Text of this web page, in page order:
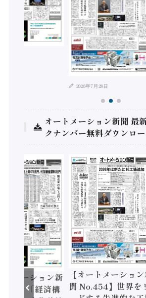
2026年7月28日
オートメーション新聞 最
クナンバー無料ダウンロ
トメーション新
】「経済構
【オートメーショ
聞 No.454】世界を